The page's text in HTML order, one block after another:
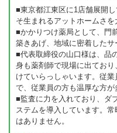
■東京都江東区に1店舗展開
そ生まれるアットホームさを
■かかりつけ薬局として、門
築きあげ、地域に密着したサ
■代表取締役の山口様は、品
身も薬剤師で現場に出てお
けていらっしゃいます。従
で、従業員の方も温厚な方が
■監査に力を入れており、ダ
ステムを導入しています。
はありません。